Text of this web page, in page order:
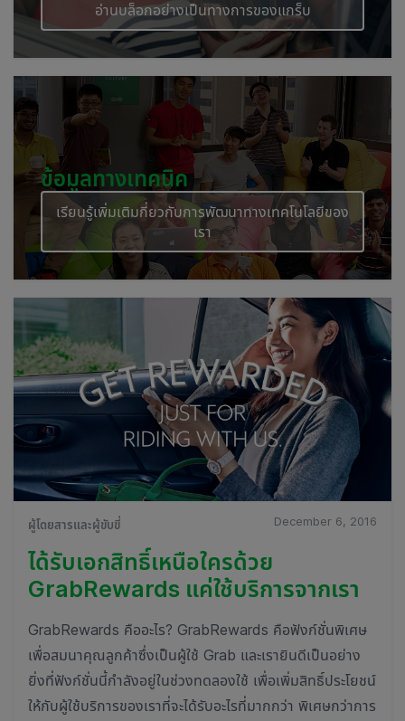
อ่านบล็อกอย่างเป็นทางการของแกร็บ
ข้อมูลทางเทคนิค
เรียนรู้เพิ่มเติมกี่ยวกับการพัฒนาทางเทคโนโลยีของ
เรา
ผู้โดยสารและผู้ขับขี่ December 6, 2016
ได้รับเอกสิทธิ์เหนือใครด้วย
GrabRewards แค่ใช้บริการจากเรา
GrabRewards คืออะไร? GrabRewards คือฟังก์ชั่นพิเศษ
เพื่อสมนาคุณลูกค้าซึ่งเป็นผู้ใช้ Grab และเรายินดีเป็นอย่าง
ยิ่งที่ฟังก์ชั่นนี้กำลังอยู่ในช่วงทดลองใช้ เพื่อเพิ่มสิทธิ์ประโยชน์
ให้กับผู้ใช้บริการของเราที่จะได้รับอะไรที่มากกว่า พิเศษกว่าการ